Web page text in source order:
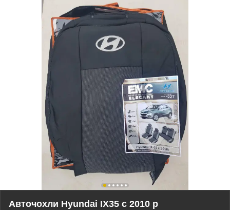
Авточохли Hyundai IX35 c 2010 р